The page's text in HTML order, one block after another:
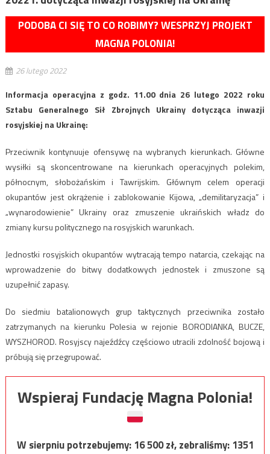
PODOBA CI SIĘ TO CO ROBIMY? WESPRZYJ PROJEKT
MAGNA POLONIA!
26 lutego 2022
Informacja operacyjna z godz. 11.00 dnia 26 lutego 2022 roku
Sztabu Generalnego Sił Zbrojnych Ukrainy dotycząca inwazji
rosyjskiej na Ukrainę:
Przeciwnik kontynuuje ofensywę na wybranych kierunkach. Główne
wysiłki są skoncentrowane na kierunkach operacyjnych polekim,
północnym, słobożańskim i Tawrijskim. Głównym celem operacji
okupantów jest okrążenie i zablokowanie Kijowa, „demilitaryzacja” i
„wynarodowienie” Ukrainy oraz zmuszenie ukraińskich władz do
zmiany kursu politycznego na rosyjskich warunkach.
Jednostki rosyjskich okupantów wytracają tempo natarcia, czekając na
wprowadzenie do bitwy dodatkowych jednostek i zmuszone są
uzupełnić zapasy.
Do siedmiu batalionowych grup taktycznych przeciwnika zostało
zatrzymanych na kierunku Polesia w rejonie BORODIANKA, BUCZE,
WYSZHOROD. Rosyjscy najeźdźcy częściowo utracili zdolność bojową i
próbują się przegrupować.
Wspieraj Fundację Magna Polonia!
W sierpniu potrzebujemy:16 500zł, zebraliśmy:1351